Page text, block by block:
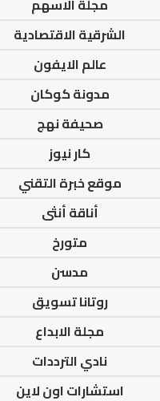
مجلة الاسهم
الشرقية الاقتصادية
عالم الايفون
مدونة كوكان
صحيفة نهج
كار نيوز
موقع خبرة التقني
أناقة أنثى
متورخ
مدسن
روتانا تسويق
مجلة الابداع
نادي الترددات
استشارات اون لاين